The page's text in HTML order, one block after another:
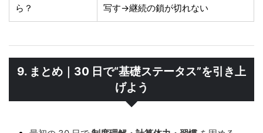
ら？
写す→継続の鎖が切れない
9. まとめ｜30 日で“基礎ステータス”を引き上
げよう